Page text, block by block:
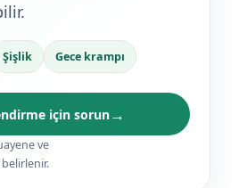
Şişlik Gece krampı
için sorun→
ve